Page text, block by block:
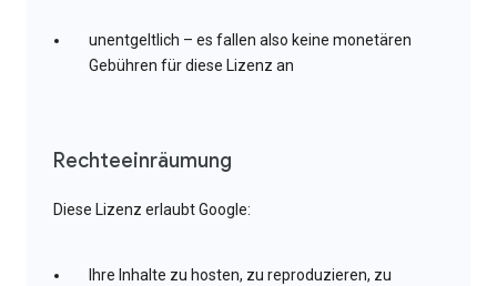
unentgeltlich – es fallen also keine monetären
Gebühren für diese Lizenz an
Rechteeinräumung
Diese Lizenz erlaubt Google:
Ihre Inhalte zu hosten, zu reproduzieren, zu